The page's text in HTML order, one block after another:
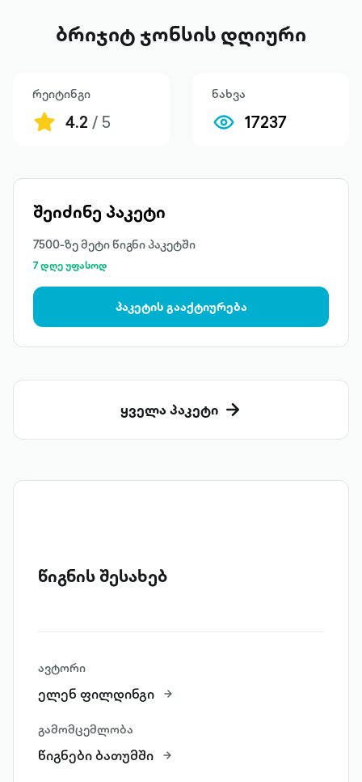
ბრიჯიტ ჯონსის დღიური
რეიტინგი
4.2 / 5
ნახვა
17237
შეიძინე პაკეტი
7500-ზე მეტი წიგნი პაკეტში
7 დღე უფასოდ
პაკეტის გააქტიურება
ყველა პაკეტი
წიგნის შესახებ
ავტორი
ელენ ფილდინგი
გამომცემლობა
წიგნები ბათუმში